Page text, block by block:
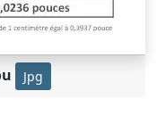
Jpg